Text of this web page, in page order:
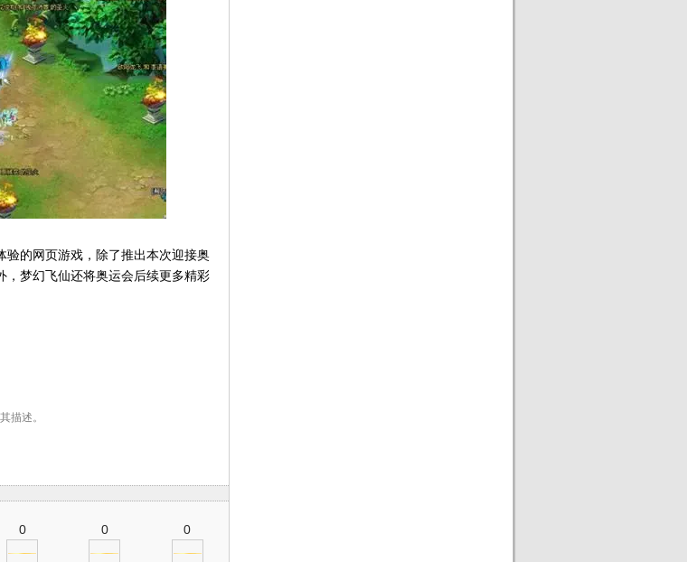
的网页游戏，除了推出本次迎接奥
，梦幻飞仙还将奥运会后续更多精彩
描述。
0 0 0